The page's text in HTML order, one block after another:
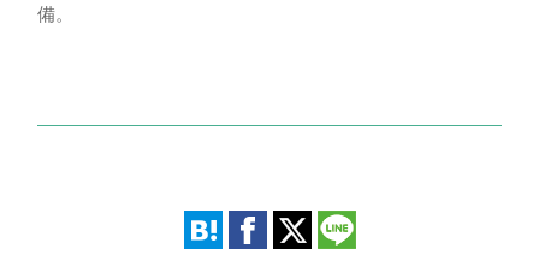
備。